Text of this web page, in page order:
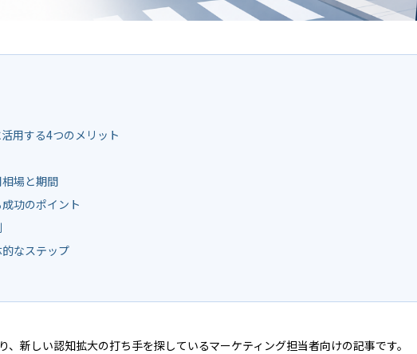
用する4つのメリット
場と期間
功のポイント
なステップ
、新しい認知拡大の打ち手を探しているマーケティング担当者向けの記事です。